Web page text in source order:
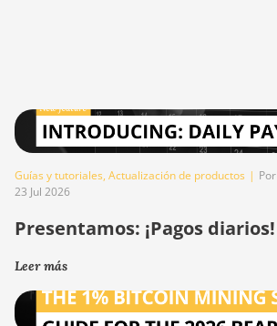
Guías y tutoriales, Actualización de productos |
23 Jul 2026
Presentamos: ¡Pagos diarios!
Leer más